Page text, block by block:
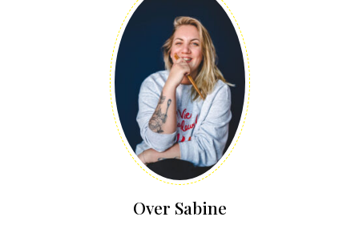
Over Sabine